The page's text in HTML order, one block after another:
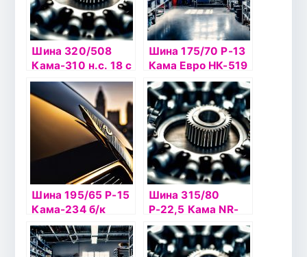
Шина 320/508
Кама-310 н.с. 18 с
а/к
Шина 175/70 Р-13
Кама Евро НК-519
шип
Шина 195/65 Р-15
Кама-234 б/к
Шина 315/80
Р-22,5 Кама NR-
201